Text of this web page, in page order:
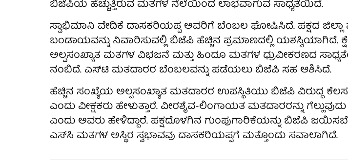
ಬಿಜೆಪಿಯ ಹೆಚ್ಚುತ್ತಿರುವ ಮತಗಳ ನೆಲೆಯಿಂದ ಲಾಭವಾಗುವ ಸಾಧ್ಯತೆಯಿದೆ.
ಸ್ವಾಭಿಮಾನಿ ವೇದಿಕೆ ದಾಸಕರಿಯಪ್ಪ ಅವರಿಗೆ ಬೆಂಬಲ ಘೋಷಿಸಿದೆ. ಪಕ್ಷದ ಜಿಲ್ಲಾ
ಬಂಡಾಯವನ್ನು ನಿವಾರಿಸುವಲ್ಲಿ ಬಿಜೆಪಿ ಹೆಚ್ಚಿನ ಪ್ರಮಾಣದಲ್ಲಿ ಯಶಸ್ವಿಯಾಗಿದೆ.
ಅಲ್ಪಸಂಖ್ಯಾತ ಮತಗಳ ವಿಭಜನೆ ಮತ್ತು ಹಿಂದೂ ಮತಗಳ ಧ್ರುವೀಕರಣದ
ನಂಬಿದೆ. ಎಸ್‌ಟಿ ಮತದಾರರ ಬೆಂಬಲವನ್ನು ಪಡೆಯಲು ಬಿಜೆಪಿ ಸಹ ಆಶಿಸಿದೆ.
ಹೆಚ್ಚಿನ ಸಂಖ್ಯೆಯ ಅಲ್ಪಸಂಖ್ಯಾತ ಮತದಾರರ ಉಪಸ್ಥಿತಿಯು ಬಿಜೆಪಿ ವಿರುದ್ಧ
ಎಂದು ವೀಕ್ಷಕರು ಹೇಳುತ್ತಾರೆ. ವೀರಶೈವ-ಲಿಂಗಾಯತ ಮತದಾರರನ್ನು
ಎಂದು ಅವರು ಹೇಳಿದ್ದಾರೆ. ಪಕ್ಷದೊಳಗಿನ ಗುಂಪುಗಾರಿಕೆಯನ್ನು ಬಿಜೆಪಿ
ಎಸ್‌ಸಿ ಮತಗಳ ಅಸ್ಥಿರ ಸ್ವಭಾವವು ದಾಸಕರಿಯಪ್ಪಗೆ ಮತ್ತೊಂದು ಸವಾಲಾಗಿದೆ.